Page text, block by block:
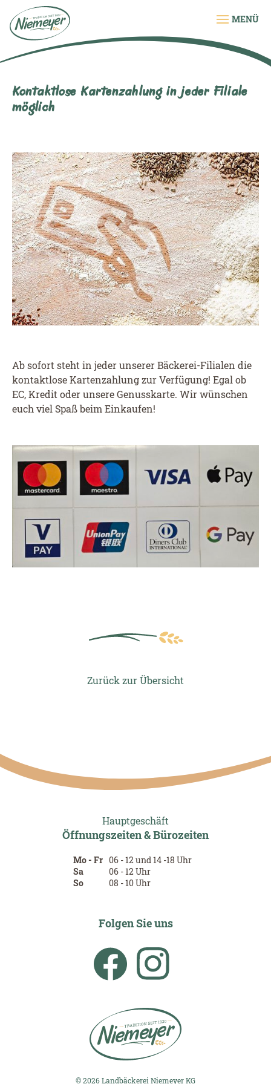
MENÜ
Kontaktlose Kartenzahlung in jeder Filiale
möglich
Ab sofort steht in jeder unserer Bäckerei-Filialen die
kontaktlose Kartenzahlung zur Verfügung! Egal ob
EC, Kredit oder unsere Genusskarte. Wir wünschen
euch viel Spaß beim Einkaufen!
Zurück zur Übersicht
Hauptgeschäft
Öffnungszeiten & Bürozeiten
Mo - Fr 06 - 12 und 14 -18 Uhr
Sa
06 - 12 Uhr
So
08 - 10 Uhr
Folgen Sie uns
© 2026 Landbäckerei Niemeyer KG